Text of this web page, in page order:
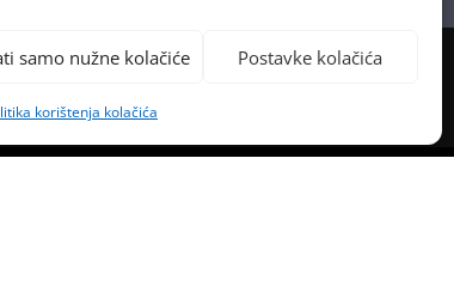
samo nužne kolačiće Postavke kolačića
korištenja kolačića